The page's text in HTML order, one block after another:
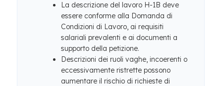
La descrizione del lavoro H-1B deve
essere conforme alla Domanda di
Condizioni di Lavoro, ai requisiti
salariali prevalenti e ai documenti a
supporto della petizione.
Descrizioni dei ruoli vaghe, incoerenti o
eccessivamente ristrette possono
aumentare il rischio di richieste di